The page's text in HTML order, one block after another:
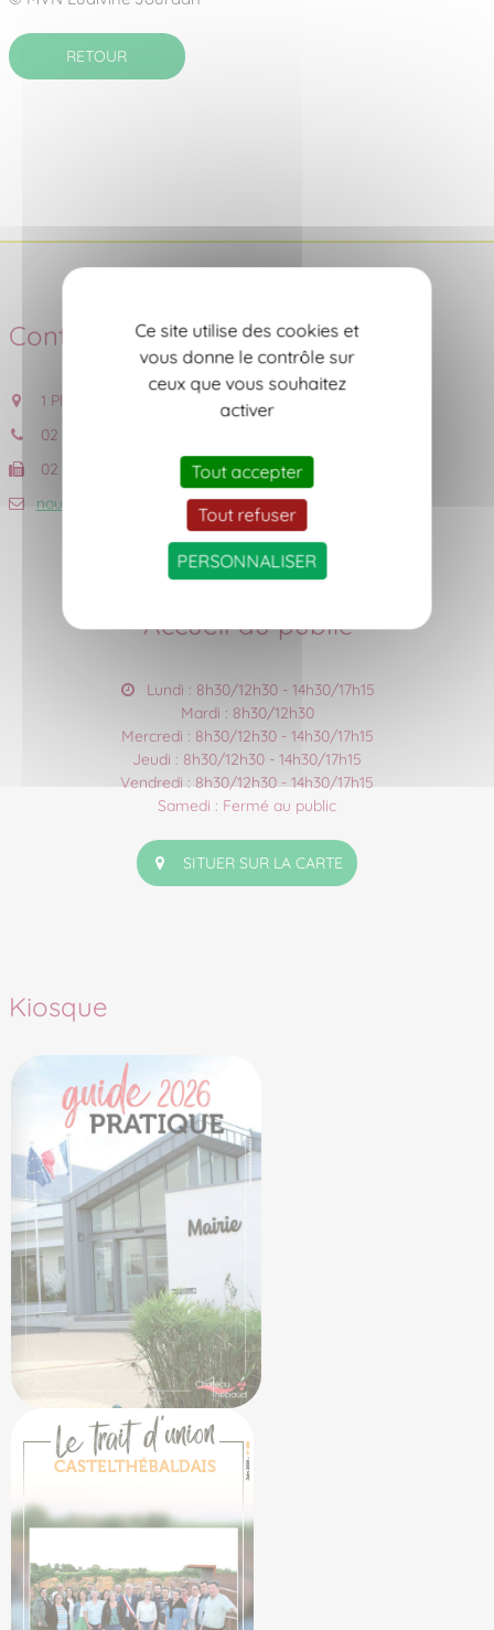
RETOUR
Contact
1 Place de l'Eglise, 44690 CHÂTEAU-THEBAUD
02 40 06 53 18
02 40 06 56 59
nous contacter
Accueil du public
Lundi : 8h30/12h30 - 14h30/17h15
Mardi : 8h30/12h30
Mercredi : 8h30/12h30 - 14h30/17h15
Jeudi : 8h30/12h30 - 14h30/17h15
Vendredi : 8h30/12h30 - 14h30/17h15
Samedi : Fermé au public
SITUER SUR LA CARTE
Kiosque
Ce site utilise des cookies et
vous donne le contrôle sur
ceux que vous souhaitez
activer
Tout accepter
Tout refuser
PERSONNALISER